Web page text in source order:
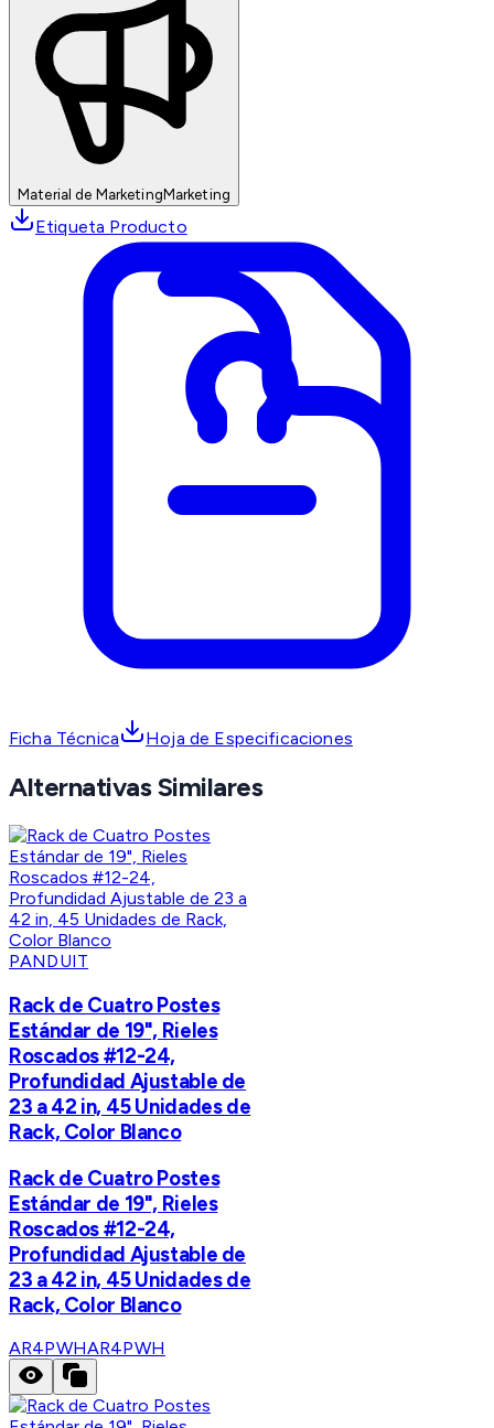
Material de MarketingMarketing
Etiqueta Producto
Ficha Técnica Hoja de Especificaciones
Alternativas Similares
PANDUIT
Rack de Cuatro Postes
Estándar de 19", Rieles
Roscados #12-24,
Profundidad Ajustable de
23 a 42 in, 45 Unidades de
Rack, Color Blanco
Rack de Cuatro Postes
Estándar de 19", Rieles
Roscados #12-24,
Profundidad Ajustable de
23 a 42 in, 45 Unidades de
Rack, Color Blanco
AR4PWHAR4PWH